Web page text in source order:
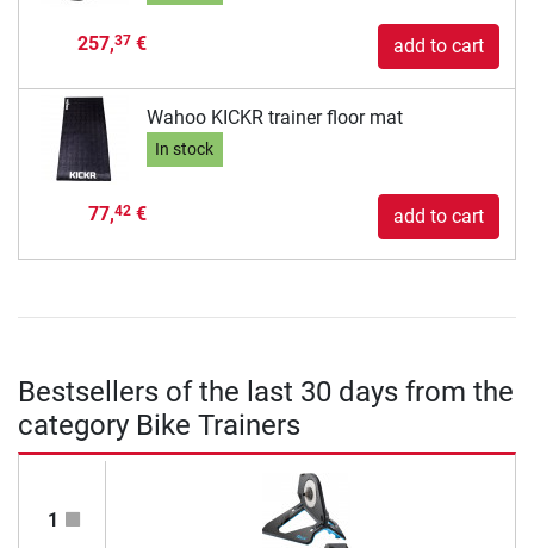
257,37€ add to cart
Wahoo KICKR trainer floor mat
In stock
77,42€ add to cart
Bestsellers of the last 30 days from the
category Bike Trainers
1